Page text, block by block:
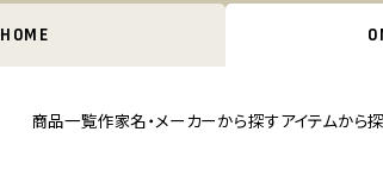
HOME
商品一覧作家名・メーカーから探すアイテムから